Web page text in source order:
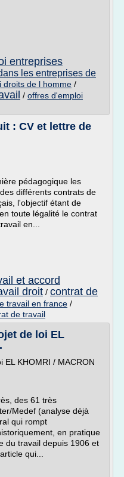
entreprises
les entreprises de
droits de l homme /
/ offres d'emploi
: CV et lettre de
pédagogique les
différents contrats de
l'objectif étant de
toute légalité le contrat
en...
et accord
droit / contrat de
travail en france /
de travail
de loi EL
EL KHOMRI / MACRON
des 61 très
Medef (analyse déjà
qui rompt
en pratique
du travail depuis 1906 et
qui...